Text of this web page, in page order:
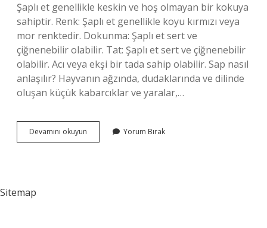
Şaplı et genellikle keskin ve hoş olmayan bir kokuya
sahiptir. Renk: Şaplı et genellikle koyu kırmızı veya
mor renktedir. Dokunma: Şaplı et sert ve
çiğnenebilir olabilir. Tat: Şaplı et sert ve çiğnenebilir
olabilir. Acı veya ekşi bir tada sahip olabilir. Sap nasıl
anlaşılır? Hayvanın ağzında, dudaklarında ve dilinde
oluşan küçük kabarcıklar ve yaralar,…
Devamını okuyun
Atması
Yorum Bırak
Sitemap